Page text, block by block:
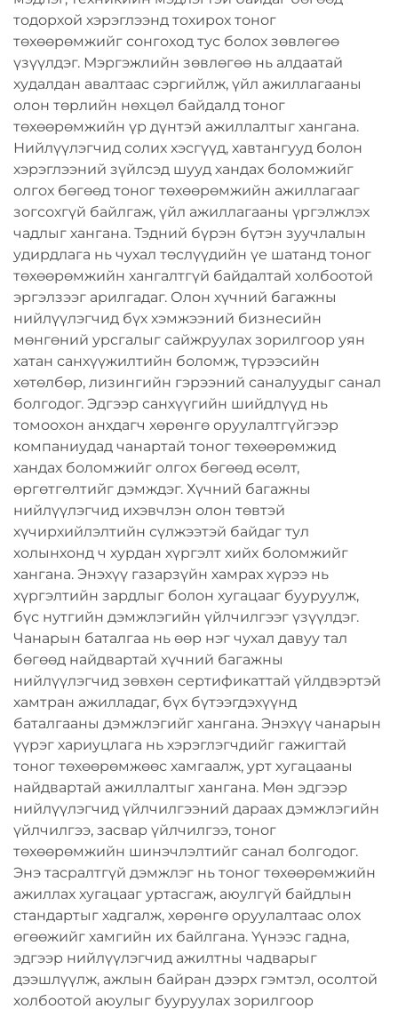
тодорхой хэрэглээнд тохирох тоног
төхөөрөмжийг сонгоход тус болох зөвлөгөө
үзүүлдэг. Мэргэжлийн зөвлөгөө нь алдаатай
худалдан авалтаас сэргийлж, үйл ажиллагааны
олон төрлийн нөхцөл байдалд тоног
төхөөрөмжийн үр дүнтэй ажиллалтыг хангана.
Нийлүүлэгчид солих хэсгүүд, хавтангууд болон
хэрэглээний зүйлсэд шууд хандах боломжийг
олгох бөгөөд тоног төхөөрөмжийн ажиллагааг
зогсохгүй байлгаж, үйл ажиллагааны үргэлжлэх
чадлыг хангана. Тэдний бүрэн бүтэн зуучлалын
удирдлага нь чухал төслүүдийн үе шатанд тоног
төхөөрөмжийн хангалтгүй байдалтай холбоотой
эргэлзээг арилгадаг. Олон хүчний багажны
нийлүүлэгчид бүх хэмжээний бизнесийн
мөнгөний урсгалыг сайжруулах зорилгоор уян
хатан санхүүжилтийн боломж, түрээсийн
хөтөлбөр, лизингийн гэрээний саналуудыг санал
болгодог. Эдгээр санхүүгийн шийдлүүд нь
томоохон анхдагч хөрөнгө оруулалтгүйгээр
компаниудад чанартай тоног төхөөрөмжид
хандах боломжийг олгох бөгөөд өсөлт,
өргөтгөлтийг дэмждэг. Хүчний багажны
нийлүүлэгчид ихэвчлэн олон төвтэй
хүчирхийлэлтийн сүлжээтэй байдаг тул
холынхонд ч хурдан хүргэлт хийх боломжийг
хангана. Энэхүү газарзүйн хамрах хүрээ нь
хүргэлтийн зардлыг болон хугацааг бууруулж,
бүс нутгийн дэмжлэгийн үйлчилгээг үзүүлдэг.
Чанарын баталгаа нь өөр нэг чухал давуу тал
бөгөөд найдвартай хүчний багажны
нийлүүлэгчид зөвхөн сертификаттай үйлдвэртэй
хамтран ажилладаг, бүх бүтээгдэхүүнд
баталгааны дэмжлэгийг хангана. Энэхүү чанарын
үүрэг хариуцлага нь хэрэглэгчдийг гажигтай
тоног төхөөрөмжөөс хамгаалж, урт хугацааны
найдвартай ажиллалтыг хангана. Мөн эдгээр
нийлүүлэгчид үйлчилгээний дараах дэмжлэгийн
үйлчилгээ, засвар үйлчилгээ, тоног
төхөөрөмжийн шинэчлэлтийг санал болгодог.
Энэ тасралтгүй дэмжлэг нь тоног төхөөрөмжийн
ажиллах хугацааг уртасгаж, аюулгүй байдлын
стандартыг хадгалж, хөрөнгө оруулалтаас олох
өгөөжийг хамгийн их байлгана. Үүнээс гадна,
эдгээр нийлүүлэгчид ажилтны чадварыг
дээшлүүлж, ажлын байран дээрх гэмтэл, осолтой
холбоотой аюулыг бууруулах зорилгоор